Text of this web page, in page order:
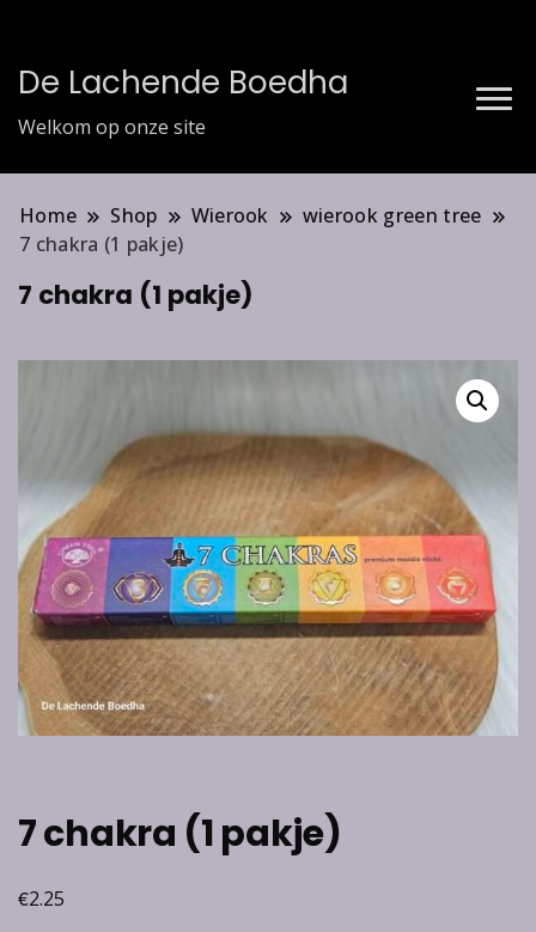
De Lachende Boedha
Welkom op onze site
Home Shop Wierook
wierook green tree
7 chakra (1 pakje)
7 chakra (1 pakje)
7 chakra (1 pakje)
€2.25